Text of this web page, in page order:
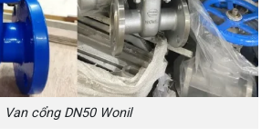
Van cổng DN50 Wonil